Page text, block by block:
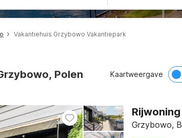
Vakantiehuis Grzybowo Vakantiepark
Polen Kaartweergave
Grzybowo,